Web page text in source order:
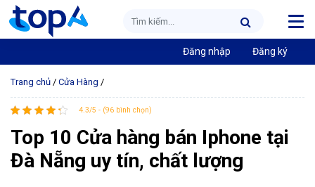
Đăng nhập Đăng ký
Trang chủ / Cửa Hàng /
4.3/5 - (96 bình chọn)
Top 10 Cửa hàng bán Iphone tại
Đà Nẵng uy tín, chất lượng